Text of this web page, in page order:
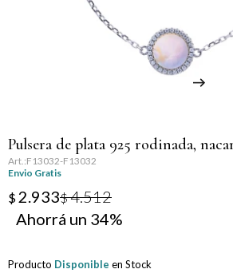
Pulsera de plata 925 rodinada,
F13032-F13032
Envio Gratis
$ 2.933$4.512
34
Producto Disponible en Stock
Día del Amigo
Día del Maestro
Día del Padre
Graduación